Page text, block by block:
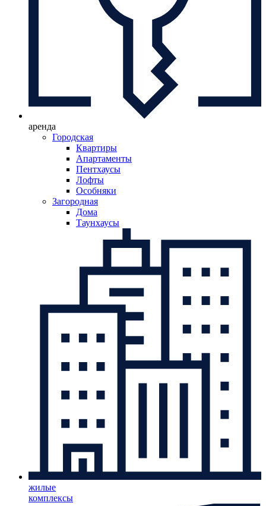
аренда
Городская
Квартиры
Апартаменты
Пентхаусы
Лофты
Особняки
Загородная
Дома
Таунхаусы
жилые
комплексы